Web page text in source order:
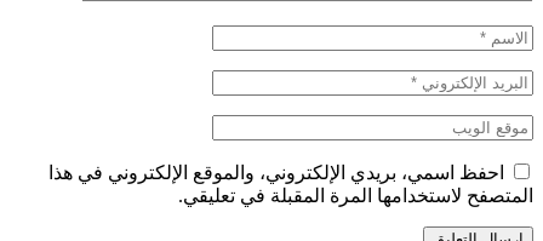
احفظ اسمي، بريدي الإلكتروني، والموقع الإلكتروني في هذا
المتصفح لاستخدامها المرة المقبلة في تعليقي.